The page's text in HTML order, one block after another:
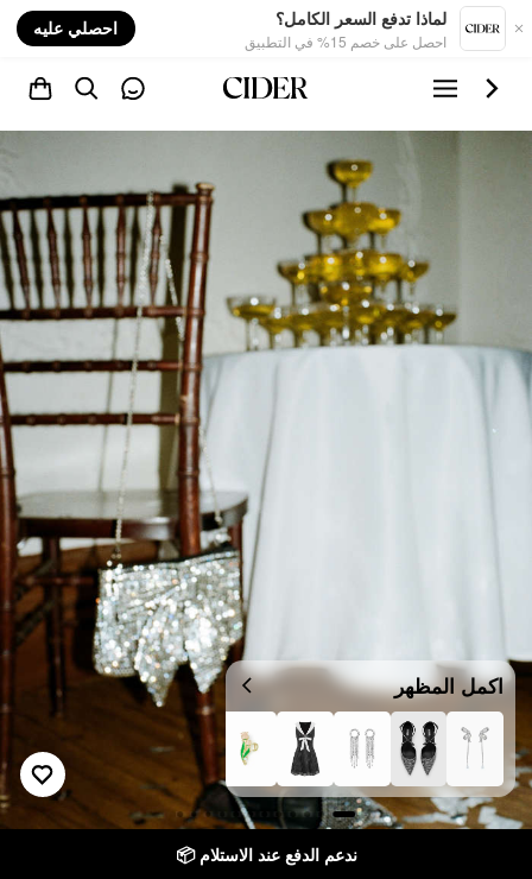
لماذا تدفع السعر الكامل؟
احصل على خصم 15% في التطبيق
احصلي عليه
اكمل المظهر
ندعم الدفع عند الاستلام 📦